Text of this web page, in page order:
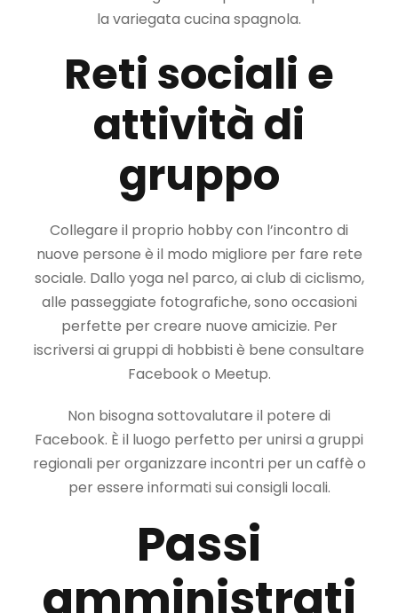
la variegata cucina spagnola.
Reti sociali e
attività di
gruppo
Collegare il proprio hobby con l’incontro di
nuove persone è il modo migliore per fare rete
sociale. Dallo yoga nel parco, ai club di ciclismo,
alle passeggiate fotografiche, sono occasioni
perfette per creare nuove amicizie. Per
iscriversi ai gruppi di hobbisti è bene consultare
Facebook o Meetup.
Non bisogna sottovalutare il potere di
Facebook. È il luogo perfetto per unirsi a gruppi
regionali per organizzare incontri per un caffè o
per essere informati sui consigli locali.
Passi
amministrati